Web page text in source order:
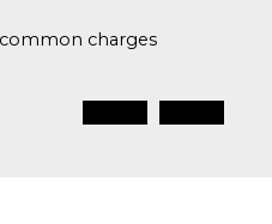
charges